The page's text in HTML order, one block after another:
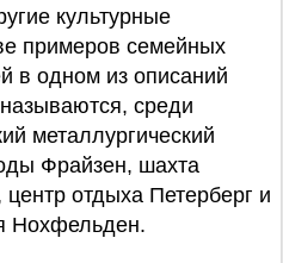
культурные
примеров семейных
в одном из описаний
среди
металлургический
Фрайзен, шахта
отдыха Петерберг и
Нохфельден.